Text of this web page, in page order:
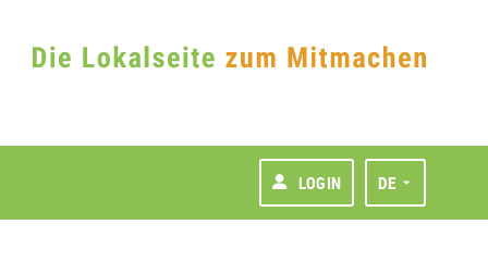
LOGIN DE